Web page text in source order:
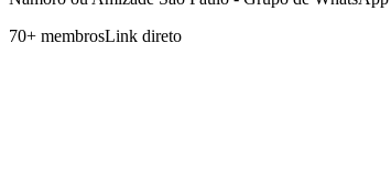
70+ membrosLink direto